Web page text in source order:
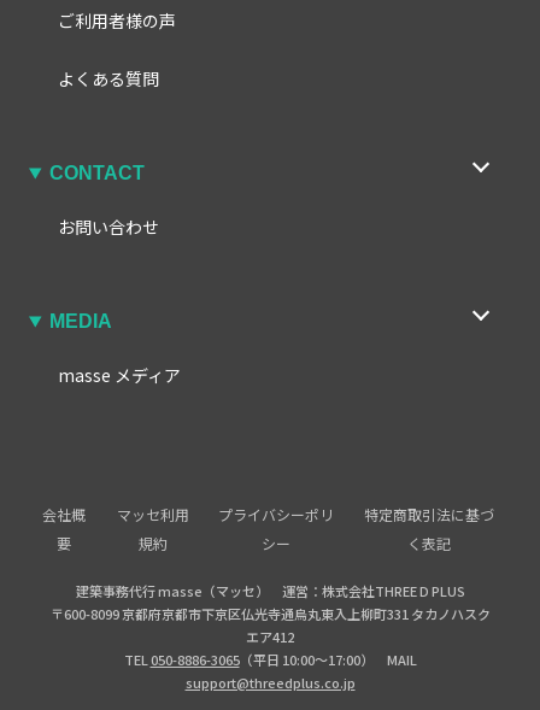
ご利用者様の声
よくある質問
CONTACT
お問い合わせ
MEDIA
masse メディア
会社概
要
マッセ利用
規約
プライバシーポリ
シー
特定商取引法に基づ
く表記
建築事務代行 masse（マッセ） 運営：株式会社THREE D PLUS
〒600-8099 京都府京都市下京区仏光寺通烏丸東入上柳町331 タカノハスク
エア412
TEL050-8886-3065（平日 10:00〜17:00） MAIL
support@threedplus.co.jp